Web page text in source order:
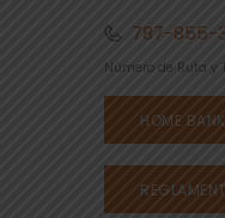
787-855-
Número de Ruta y
HOME